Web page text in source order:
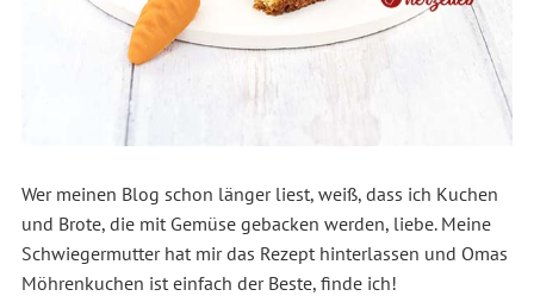
Wer meinen Blog schon länger liest, weiß, dass ich Kuchen
und Brote, die mit Gemüse gebacken werden, liebe. Meine
Schwiegermutter hat mir das Rezept hinterlassen und Omas
Möhrenkuchen ist einfach der Beste, finde ich!